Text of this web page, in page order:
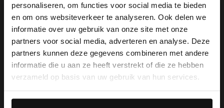
personaliseren, om functies voor social media te bieden
en om ons websiteverkeer te analyseren. Ook delen we
informatie over uw gebruik van onze site met onze
partners voor social media, adverteren en analyse. Deze
partners kunnen deze gegevens combineren met andere
informatie die u aan ze heeft verstrekt of die ze hebben
verzameld op basis van uw gebruik van hun services.
Manfield
Portemonnaie mit Pantherprint
19.99
×
View this website in English?
It looks like your language isn't Dutch. Would
you like to switch to English?
English